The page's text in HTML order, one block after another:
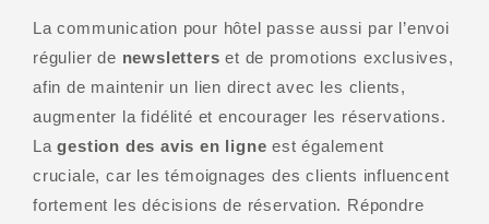
La communication pour hôtel passe aussi par l’envoi
régulier de newsletters et de promotions exclusives,
afin de maintenir un lien direct avec les clients,
augmenter la fidélité et encourager les réservations.
Lagestion des avis en ligne est également
cruciale, car les témoignages des clients influencent
fortement les décisions de réservation. Répondre